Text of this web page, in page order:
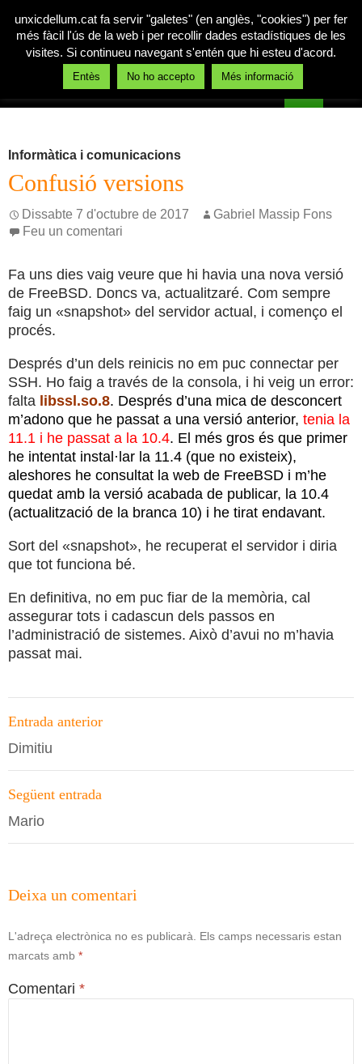
Un xic de llum
Informàtica i comunicacions
Confusió versions
Dissabte 7 d'octubre de 2017
Gabriel Massip Fons
Feu un comentari
Fa uns dies vaig veure que hi havia una nova versió
de FreeBSD. Doncs va, actualitzaré. Com sempre
faig un «snapshot» del servidor actual, i començo el
procés.
Després d’un dels reinicis no em puc connectar per
SSH. Ho faig a través de la consola, i hi veig un error:
falta libssl.so.8. Després d’una mica de desconcert
m’adono que he passat a una versió anterior, tenia la
11.1 i he passat a la 10.4. El més gros és que primer
he intentat instal·lar la 11.4 (que no existeix),
aleshores he consultat la web de FreeBSD i m’he
quedat amb la versió acabada de publicar, la 10.4
(actualització de la branca 10) i he tirat endavant.
Sort del «snapshot», he recuperat el servidor i diria
que tot funciona bé.
En definitiva, no em puc fiar de la memòria, cal
assegurar tots i cadascun dels passos en
l’administració de sistemes. Això d’avui no m’havia
passat mai.
Navegació
per
les
entrades
Entrada anterior
Dimitiu
Següent entrada
Mario
Deixa un comentari
L'adreça electrònica no es publicarà. Els camps necessaris estan
marcats amb *
Comentari *
unxicdellum.cat fa servir "galetes" (en anglès, "cookies") per fer
més fàcil l'ús de la web i per recollir dades estadístiques de les
visites. Si continueu navegant s'entén que hi esteu d'acord.
Entès No ho accepto Més informació